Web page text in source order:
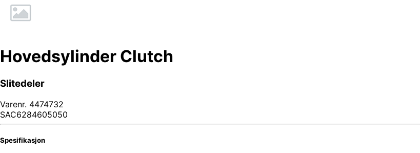
Hovedsylinder Clutch
Slitedeler
Varenr. 4474732
SAC6284605050
Spesifikasjon